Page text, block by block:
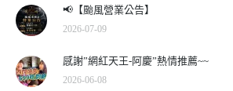
📢【颱風營業公告】
2026-07-09
感謝”網紅天王-阿慶”熱情推薦~~
2026-06-08